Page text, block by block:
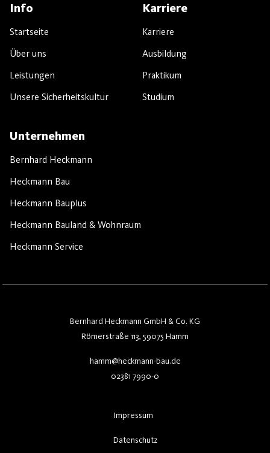
Info
Startseite
Über uns
Leistungen
Unsere Sicherheitskultur
Karriere
Karriere
Ausbildung
Praktikum
Studium
Unternehmen
Bernhard Heckmann
Heckmann Bau
Heckmann Bauplus
Heckmann Bauland & Wohnraum
Heckmann Service
Bernhard Heckmann GmbH & Co. KG
Römerstraße 113, 59075 Hamm
hamm@heckmann-bau.de
02381 7990-0
Impressum
Datenschutz